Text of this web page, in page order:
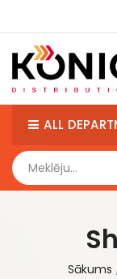
ALL
Sākums